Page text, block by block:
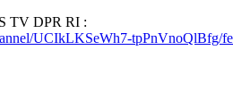
TV DPR RI :
UCIkLKSeWh7-tpPnVnoQlBfg/